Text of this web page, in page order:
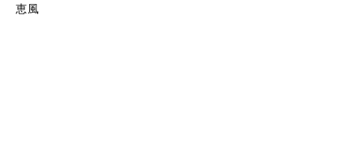
恵風